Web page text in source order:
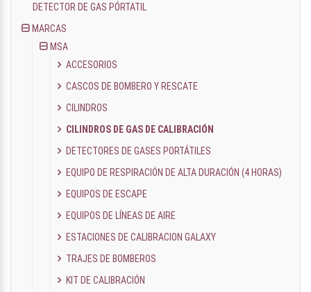
DETECTOR DE GAS PÓRTATIL
MARCAS
MSA
ACCESORIOS
CASCOS DE BOMBERO Y RESCATE
CILINDROS
CILINDROS DE GAS DE CALIBRACIÓN
DETECTORES DE GASES PORTÁTILES
EQUIPO DE RESPIRACIÓN DE ALTA DURACIÓN (4 HORAS)
EQUIPOS DE ESCAPE
EQUIPOS DE LÍNEAS DE AIRE
ESTACIONES DE CALIBRACION GALAXY
TRAJES DE BOMBEROS
KIT DE CALIBRACIÓN